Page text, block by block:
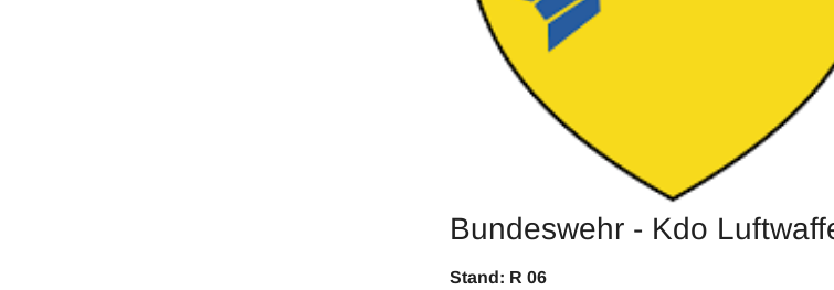
Bundeswehr - Kdo